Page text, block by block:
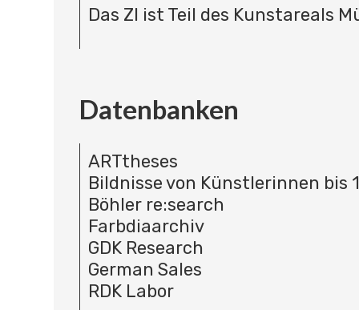
Das ZI ist Teil des Kunstareals
Datenbanken
ARTtheses
Bildnisse von Künstlerinnen bis
Böhler re:search
Farbdiaarchiv
GDK Research
German Sales
RDK Labor